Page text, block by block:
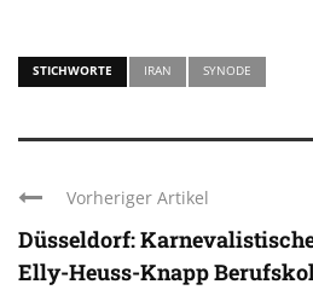
STICHWORTE IRAN SYNODE
Vorheriger Artikel
Düsseldorf:
Elly-Heuss-Knapp